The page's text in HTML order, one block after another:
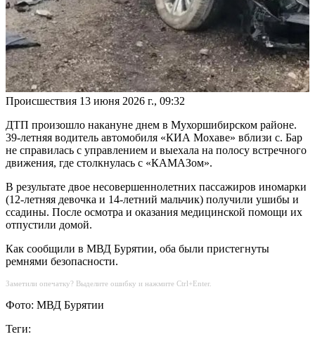
Происшествия 13 июня 2026 г., 09:32
ДТП произошло накануне днем в Мухоршибирском районе.
39-летняя водитель автомобиля «КИА Мохаве» вблизи с. Бар
не справилась с управлением и выехала на полосу встречного
движения, где столкнулась с «КАМАЗом».
В результате двое несовершеннолетних пассажиров иномарки
(12-летняя девочка и 14-летний мальчик) получили ушибы и
ссадины. После осмотра и оказания медицинской помощи их
отпустили домой.
Как сообщили в МВД Бурятии, оба были пристегнуты
ремнями безопасности.
Заметили опечатку? Выделите ошибку и нажмите Ctrl+Enter.
Фото: МВД Бурятии
Теги: